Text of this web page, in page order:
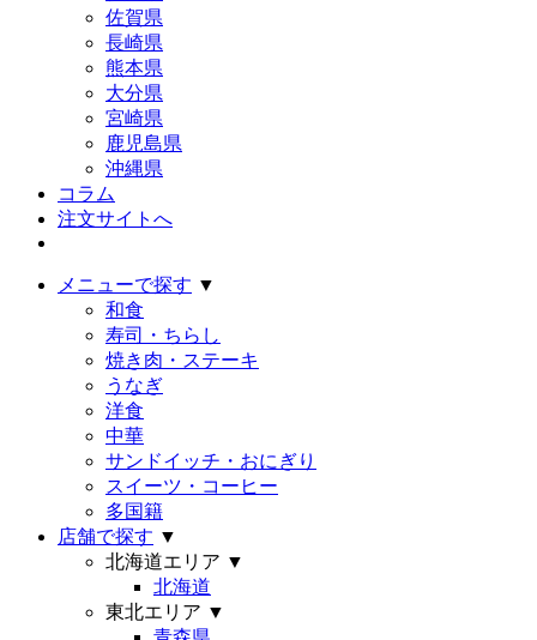
佐賀県
長崎県
熊本県
大分県
宮崎県
鹿児島県
沖縄県
コラム
注文サイトへ
メニューで探す ▼
和食
寿司・ちらし
焼き肉・ステーキ
うなぎ
洋食
中華
サンドイッチ・おにぎり
スイーツ・コーヒー
多国籍
店舗で探す ▼
北海道エリア ▼
北海道
東北エリア ▼